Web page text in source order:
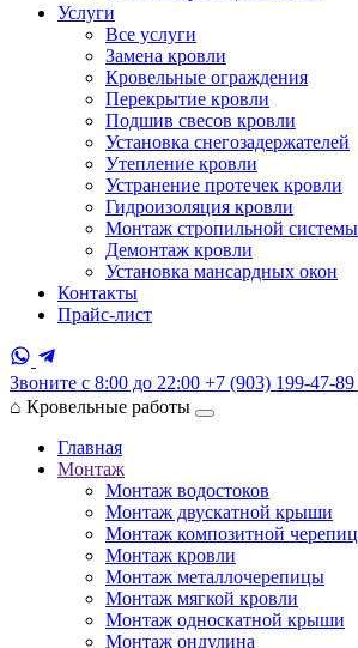
Услуги
Все услуги
Замена кровли
Кровельные ограждения
Перекрытие кровли
Подшив свесов кровли
Установка снегозадержателей
Утепление кровли
Устранение протечек кровли
Гидроизоляция кровли
Монтаж стропильной системы
Демонтаж кровли
Установка мансардных окон
Контакты
Прайс-лист
Звоните с 8:00 до 22:00 +7 (903) 199-47-89
⌂ Кровельные работы
Главная
Монтаж
Монтаж водостоков
Монтаж двускатной крыши
Монтаж композитной
Монтаж кровли
Монтаж металлочерепицы
Монтаж мягкой кровли
Монтаж односкатной крыши
Монтаж ондулина